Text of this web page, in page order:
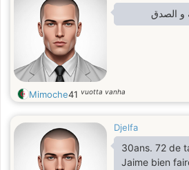
و الصدق
Mimoche41 vuotta vanha
Djelfa
30ans. 72 de
Jaime bien